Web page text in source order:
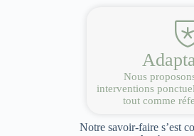
Nous
interventions
tout comme
Notre savoir-faire s’est